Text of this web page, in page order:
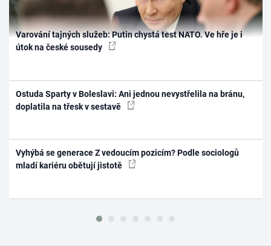
Varování tajných služeb: Putin chystá test NATO. Ve hře je i
útok na české sousedy
Ostuda Sparty v Boleslavi: Ani jednou nevystřelila na bránu,
doplatila na třesk v sestavě
Vyhýbá se generace Z vedoucím pozicím? Podle sociologů
mladí kariéru obětují jistotě